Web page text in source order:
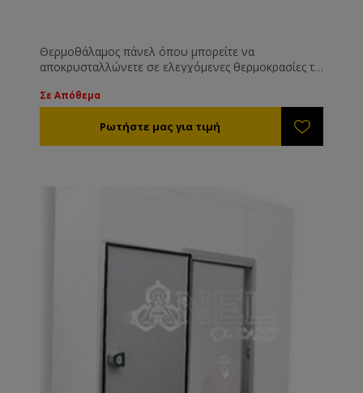
Θερμοθάλαμος πάνελ όπου μπορείτε να
αποκρυσταλλώνετε σε ελεγχόμενες θερμοκρασίες τα
Σε Απόθεμα